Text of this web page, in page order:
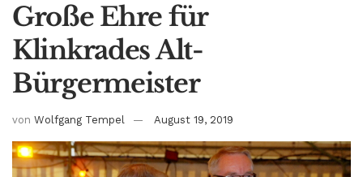
Große Ehre für
Klinkrades Alt-
Bürgermeister
von Wolfgang Tempel August 19, 2019